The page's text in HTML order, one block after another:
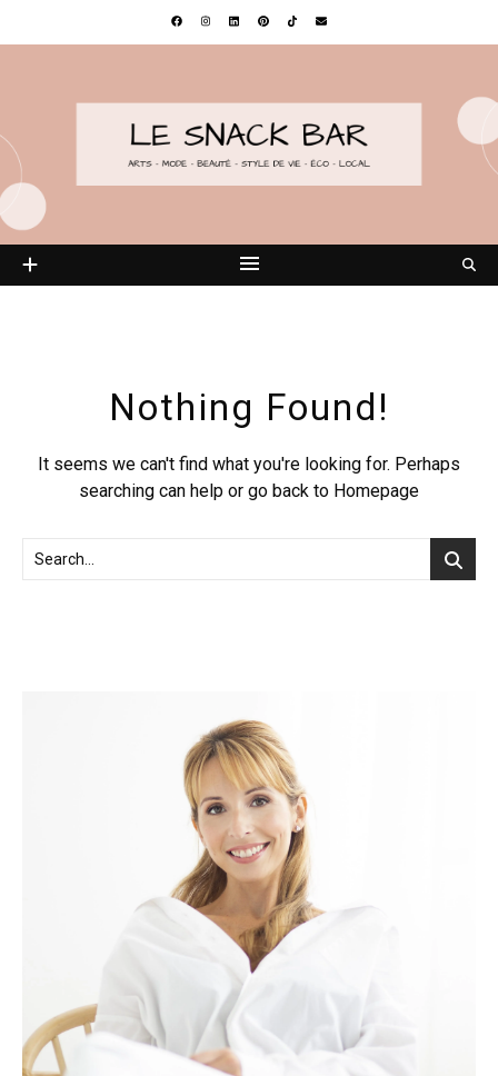
Nothing Found!
It seems we can't find what you're looking for. Perhaps
searching can help or go back to Homepage